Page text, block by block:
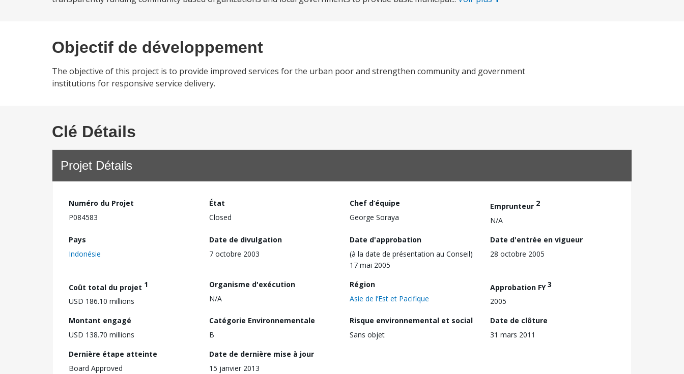
Objectif de développement
The objective of this project is to provide improved services for the urban poor and strengthen community and government
institutions for responsive service delivery.
Clé Détails
Projet Détails
Numéro du Projet
P084583
État
Closed
Chef d’équipe
George Soraya
Emprunteur 2
N/A
Pays
Indonésie
Date de divulgation
7 octobre 2003
Date d'approbation
(à la date de présentation au Conseil)
17 mai 2005
Date d'entrée en vigueur
28 octobre 2005
Coût total du projet 1
USD 186.10 millions
Organisme d'exécution
N/A
Région
Asie de l’Est et Pacifique
Approbation FY3
2005
Montant engagé
USD 138.70 millions
Catégorie Environnementale
B
Risque environnemental et social
Sans objet
Date de clôture
31 mars 2011
Dernière étape atteinte
Board Approved
Date de dernière mise à jour
15 janvier 2013